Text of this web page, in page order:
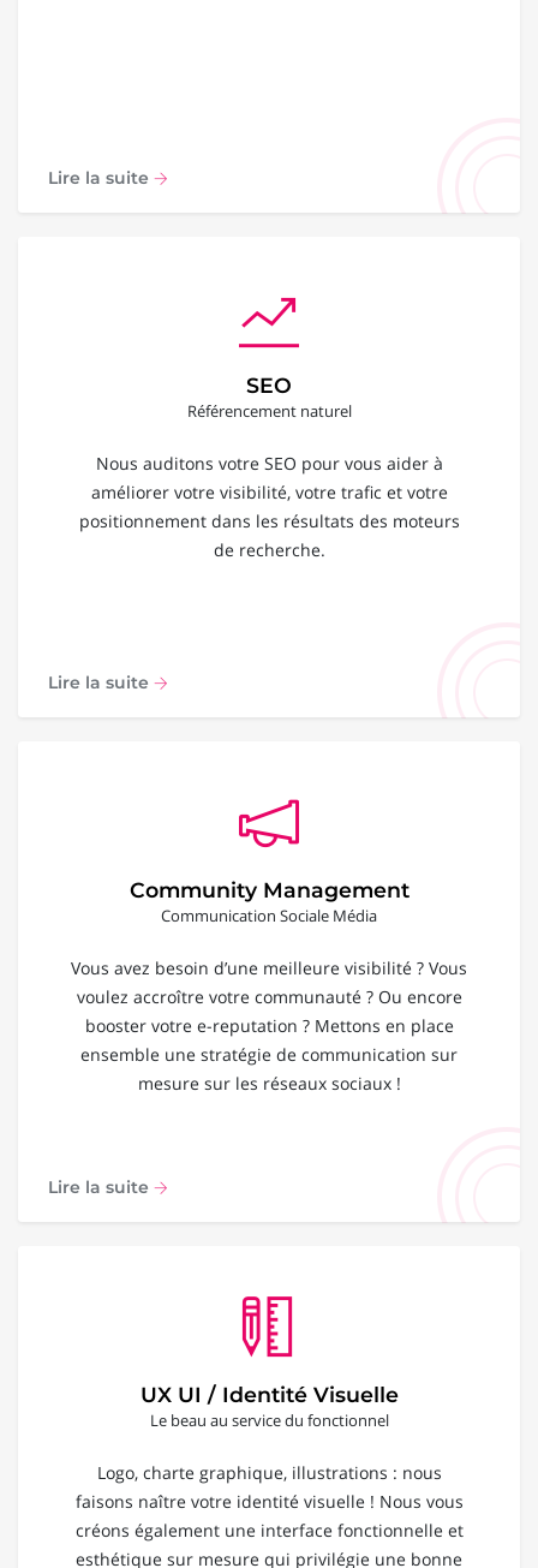
Lire la suite
SEO
Référencement naturel
Nous auditons votre SEO pour vous aider à
améliorer votre visibilité, votre trafic et votre
positionnement dans les résultats des moteurs
de recherche.
Lire la suite
Community Management
Communication Sociale Média
Vous avez besoin d’une meilleure visibilité ? Vous
voulez accroître votre communauté ? Ou encore
booster votre e-reputation ? Mettons en place
ensemble une stratégie de communication sur
mesure sur les réseaux sociaux !
Lire la suite
UX UI / Identité Visuelle
Le beau au service du fonctionnel
Logo, charte graphique, illustrations : nous
faisons naître votre identité visuelle ! Nous vous
créons également une interface fonctionnelle et
esthétique sur mesure qui privilégie une bonne